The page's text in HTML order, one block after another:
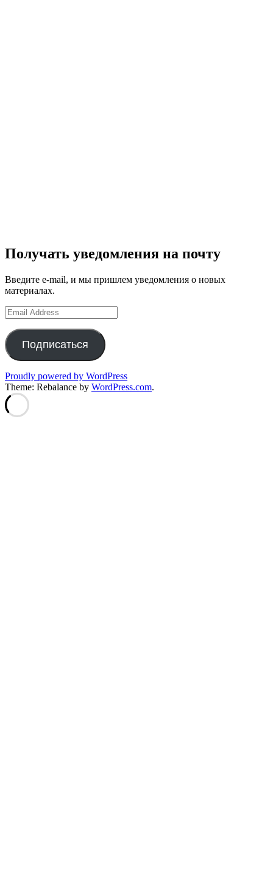
Получать уведомления на почту
Введите e-mail, и мы пришлем уведомления о новых
материалах.
Email
Address
Подписаться
Proudly powered by WordPress
Theme: Rebalance by WordPress.com.